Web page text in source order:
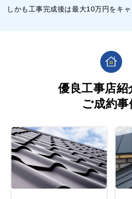
しかも工事完成後は最大10万円をキャ
優良工事店紹
ご成約事